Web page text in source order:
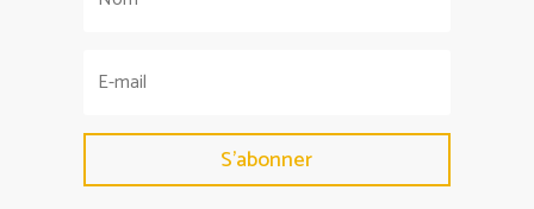
S'abonner